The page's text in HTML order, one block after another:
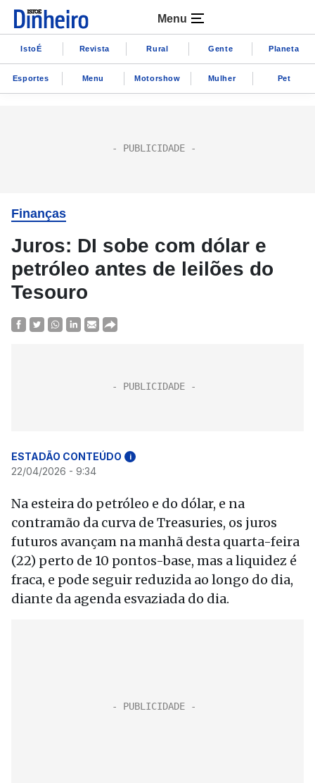
Menu
IstoÉ Revista Rural Gente Planeta
Esportes Menu Motorshow Mulher Pet
Finanças
Juros: DI sobe com dólar e
petróleo antes de leilões do
Tesouro
ESTADÃO CONTEÚDO i
22/04/2026 - 9:34
Na esteira do petróleo e do dólar, e na
contramão da curva de Treasuries, os juros
futuros avançam na manhã desta quarta-feira
(22) perto de 10 pontos-base, mas a liquidez é
fraca, e pode seguir reduzida ao longo do dia,
diante da agenda esvaziada do dia.